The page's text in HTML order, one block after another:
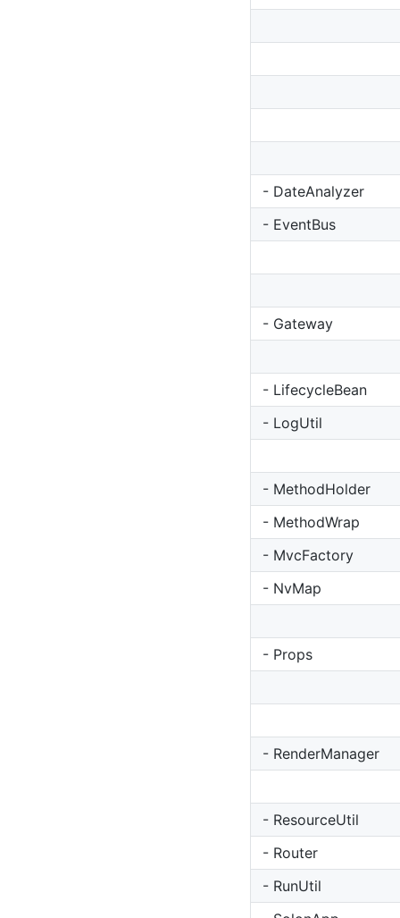
- DateAnalyzer
- EventBus
- Gateway
- LifecycleBean
- LogUtil
- MethodHolder
- MethodWrap
- MvcFactory
- NvMap
- Props
- RenderManager
- ResourceUtil
- Router
- RunUtil